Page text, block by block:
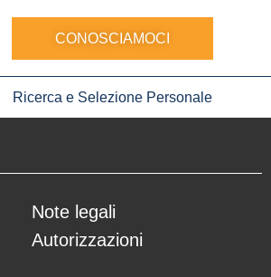
CONOSCIAMOCI
Ricerca e Selezione Personale
Note legali
Autorizzazioni